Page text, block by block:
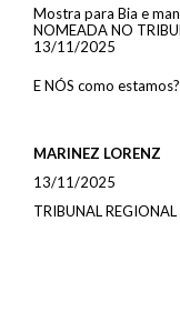
Mostra para Bia e
NOMEADA NO
13/11/2025
E NÓS como
MARINEZ LORENZ
13/11/2025
TRIBUNAL REGIONAL